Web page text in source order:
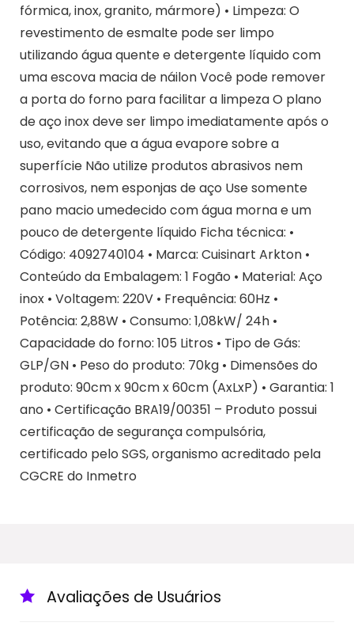
fórmica, inox, granito, mármore) • Limpeza: O
revestimento de esmalte pode ser limpo
utilizando água quente e detergente líquido com
uma escova macia de náilon Você pode remover
a porta do forno para facilitar a limpeza O plano
de aço inox deve ser limpo imediatamente após o
uso, evitando que a água evapore sobre a
superfície Não utilize produtos abrasivos nem
corrosivos, nem esponjas de aço Use somente
pano macio umedecido com água morna e um
pouco de detergente líquido Ficha técnica: •
Código: 4092740104 • Marca: Cuisinart Arkton •
Conteúdo da Embalagem: 1 Fogão • Material: Aço
inox • Voltagem: 220V • Frequência: 60Hz •
Potência: 2,88W • Consumo: 1,08kW/ 24h •
Capacidade do forno: 105 Litros • Tipo de Gás:
GLP/GN • Peso do produto: 70kg • Dimensões do
produto: 90cm x 90cm x 60cm (AxLxP) • Garantia: 1
ano • Certificação BRA19/00351 – Produto possui
certificação de segurança compulsória,
certificado pelo SGS, organismo acreditado pela
CGCRE do Inmetro
Avaliações de Usuários